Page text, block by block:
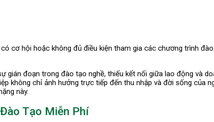
cơ hội hoặc không đủ điều kiện tham gia các chương trình
gián đoạn trong đào tạo nghề, thiếu kết nối giữa lao động và
không chỉ ảnh hưởng trực tiếp đến thu nhập và đời sống của
này.
Tạo Miễn Phí